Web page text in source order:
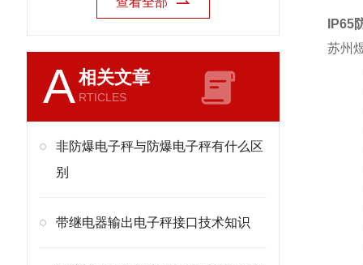
A相关文章
RTICLES
非防爆电子秤与防爆电子秤有什么区
别
带继电器输出电子秤接口技术知识
IP65
苏州